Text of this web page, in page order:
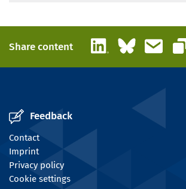
Share content LinkedInBlueskyEmail
Feedback
Contact
Imprint
Privacy policy
Cookie settings